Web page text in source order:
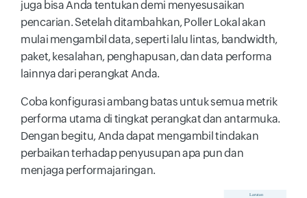
juga bisa Anda tentukan demi menyesusaikan
pencarian. Setelah ditambahkan, Poller Lokal akan
mulai mengambil data, seperti lalu lintas, bandwidth,
paket, kesalahan, penghapusan, dan data performa
lainnya dari perangkat Anda.
Coba konfigurasi ambang batas untuk semua metrik
performa utama di tingkat perangkat dan antarmuka.
Dengan begitu, Anda dapat mengambil tindakan
perbaikan terhadap penyusupan apa pun dan
menjaga performajaringan.